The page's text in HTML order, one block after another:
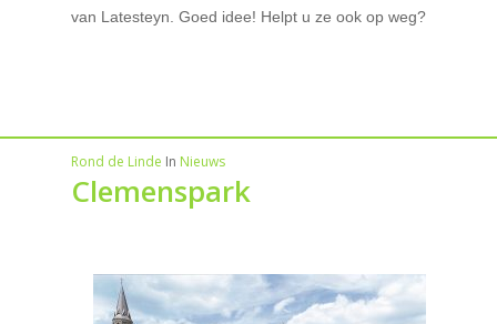
van Latesteyn. Goed idee! Helpt u ze ook op weg?
Rond de Linde In Nieuws
Clemenspark